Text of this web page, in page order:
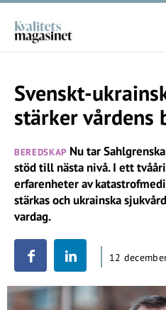
Svenskt-
stärker vårdens
BEREDSKAP Nu tar
stöd till nästa nivå. I ett
erfarenheter av
stärkas och ukrainska
vardag.
12